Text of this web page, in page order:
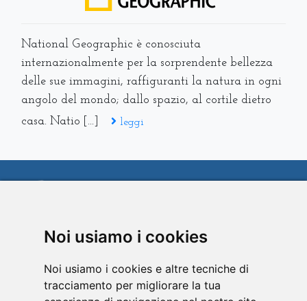
Noi usiamo i cookies
Noi usiamo i cookies e altre tecniche di
tracciamento per migliorare la tua
National Geographic è conosciuta
internazionalmente per la sorprendente bellezza
delle sue immagini, raffiguranti la natura in ogni
angolo del mondo; dallo spazio, al cortile dietro
casa. Natio [...]
leggi
SEGUICI: